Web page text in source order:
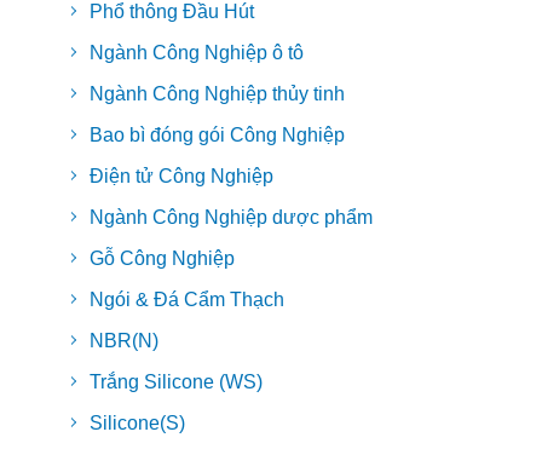
Phổ thông Đầu Hút
Ngành Công Nghiệp ô tô
Ngành Công Nghiệp thủy tinh
Bao bì đóng gói Công Nghiệp
Điện tử Công Nghiệp
Ngành Công Nghiệp dược phẩm
Gỗ Công Nghiệp
Ngói & Đá Cẩm Thạch
NBR(N)
Trắng Silicone (WS)
Silicone(S)